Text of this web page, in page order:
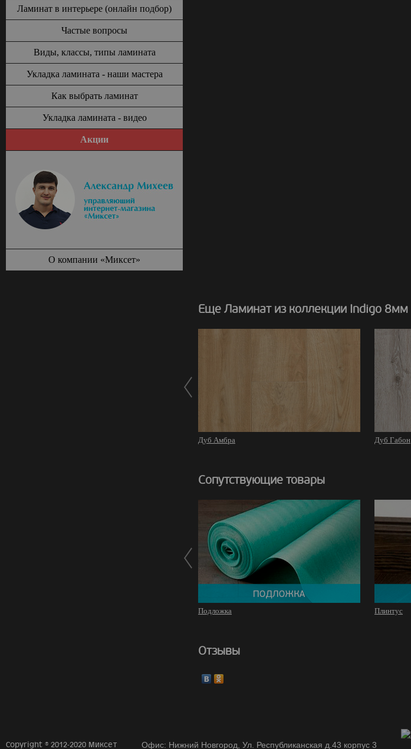
Еще Ламинат из коллекции Indigo 8мм
Дуб Амбра Дуб Габон
Сопутствующие товары
Подложка Плинтус
Отзывы
Ламинат в интерьере (онлайн подбор)
Частые вопросы
Виды, классы, типы ламината
Укладка ламината - наши мастера
Как выбрать ламинат
Укладка ламината - видео
Акции
О компании «Миксет»
Copyright © 2012-2020 Миксет Офис: Нижний Новгород, Ул. Республиканская д.43 корпус 3